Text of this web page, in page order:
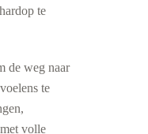
te
de weg naar
te
volle